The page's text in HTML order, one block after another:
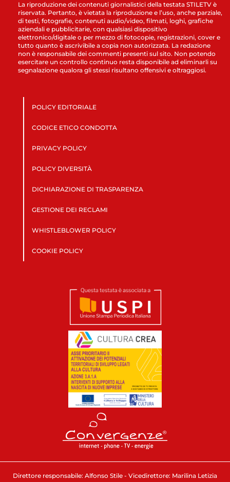
La riproduzione dei contenuti giornalistici della testata STILETV è
riservata. Pertanto, è vietata la riproduzione e l’uso, anche parziale,
di testi, fotografie, contenuti audio/video, filmati, loghi, grafiche
aziendali e pubblicitarie, con qualsiasi dispositivo
elettronico/digitale o per mezzo di fotocopie, registrazioni, cover e
tutto quanto è ascrivibile a copia non autorizzata. La redazione
non è responsabile dei commenti presenti sul sito. Non potendo
esercitare un controllo continuo resta disponibile ad eliminarli su
segnalazione qualora gli stessi risultano offensivi e oltraggiosi.
POLICY EDITORIALE
CODICE ETICO CONDOTTA
PRIVACY POLICY
POLICY DIVERSITÀ
DICHIARAZIONE DI TRASPARENZA
GESTIONE DEI RECLAMI
WHISTLEBLOWER POLICY
COOKIE POLICY
Direttore responsabile: Alfonso Stile - Vicedirettore: Marilina Letizia